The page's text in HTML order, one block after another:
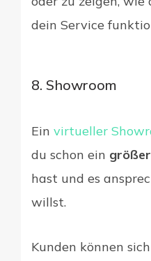
dein Service
8. Showroom
Ein virtueller
du schon ein
hast und es
willst.
Kunden können